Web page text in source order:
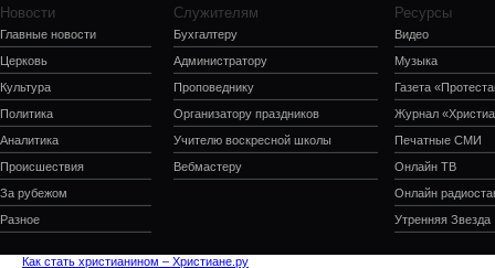
Новости
Главные новости
Церковь
Культура
Политика
Аналитика
Происшествия
За рубежом
Разное
Служителям
Бухгалтеру
Администратору
Проповеднику
Организатору праздников
Учителю воскресной школы
Вебмастеру
Ресурсы
Видео
Музыка
Газета
Журнал
Печатные СМИ
Онлайн ТВ
Онлайн
Утренняя Звезда
Как стать христианином – Христиане.ру